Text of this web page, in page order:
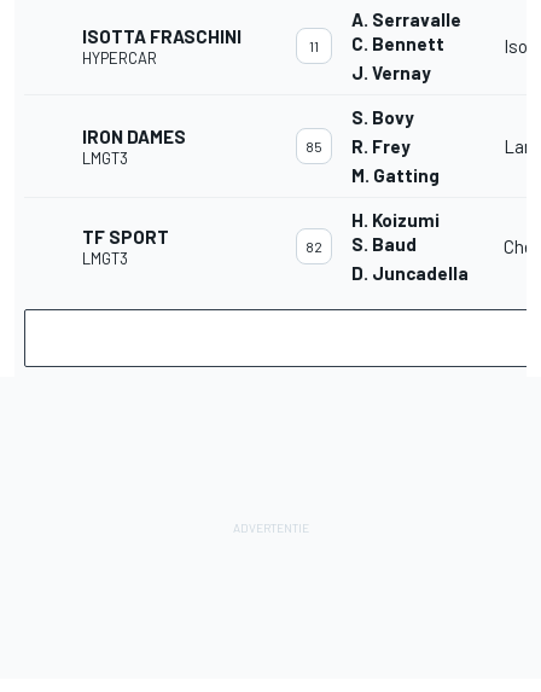
ISOTTA FRASCHINI
HYPERCAR
11
A. Serravalle
C. Bennett
J. Vernay
IRON DAMES
LMGT3
85
S. Bovy
R. Frey
M. Gatting
TF SPORT
LMGT3
82
H. Koizumi
S. Baud
D. Juncadella